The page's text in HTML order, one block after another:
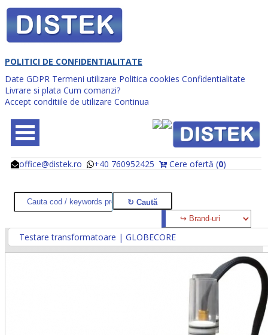
POLITICI DE CONFIDENTIALITATE
Date GDPR Termeni utilizare Politica cookies Confidentialitate
Livrare si plata Cum comanzi?
Accept conditiile de utilizare Continua
office@distek.ro +40 760952425 Cere ofertă (0)
@
@
Testare transformatoare | GLOBECORE